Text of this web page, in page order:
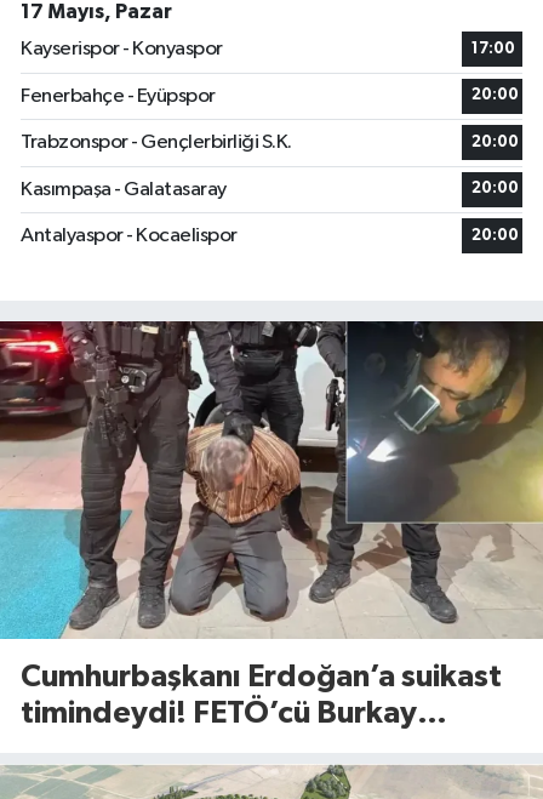
17 Mayıs, Pazar
Kayserispor - Konyaspor
17:00
Fenerbahçe - Eyüpspor 20:00
Trabzonspor - Gençlerbirliği S.K. 20:00
Kasımpaşa - Galatasaray 20:00
Antalyaspor - Kocaelispor 20:00
Cumhurbaşkanı Erdoğan’a suikast
timindeydi! FETÖ’cü Burkay